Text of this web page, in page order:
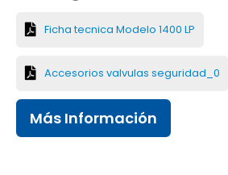
Ficha tecnica Modelo 1400 LP
Accesorios valvulas seguridad_0
Más Información